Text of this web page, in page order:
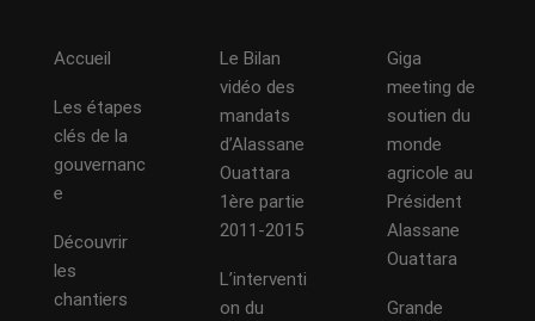
Accueil
Les étapes
clés de la
gouvernanc
e
Découvrir
les
chantiers
Le Bilan
vidéo des
mandats
d’Alassane
Ouattara
1ère partie
2011-2015
L’interventi
on du
Giga
meeting de
soutien du
monde
agricole au
Président
Alassane
Ouattara
Grande